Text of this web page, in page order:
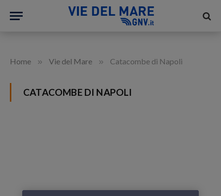
Home » Vie del Mare » Catacombe di Napoli
CATACOMBE DI NAPOLI